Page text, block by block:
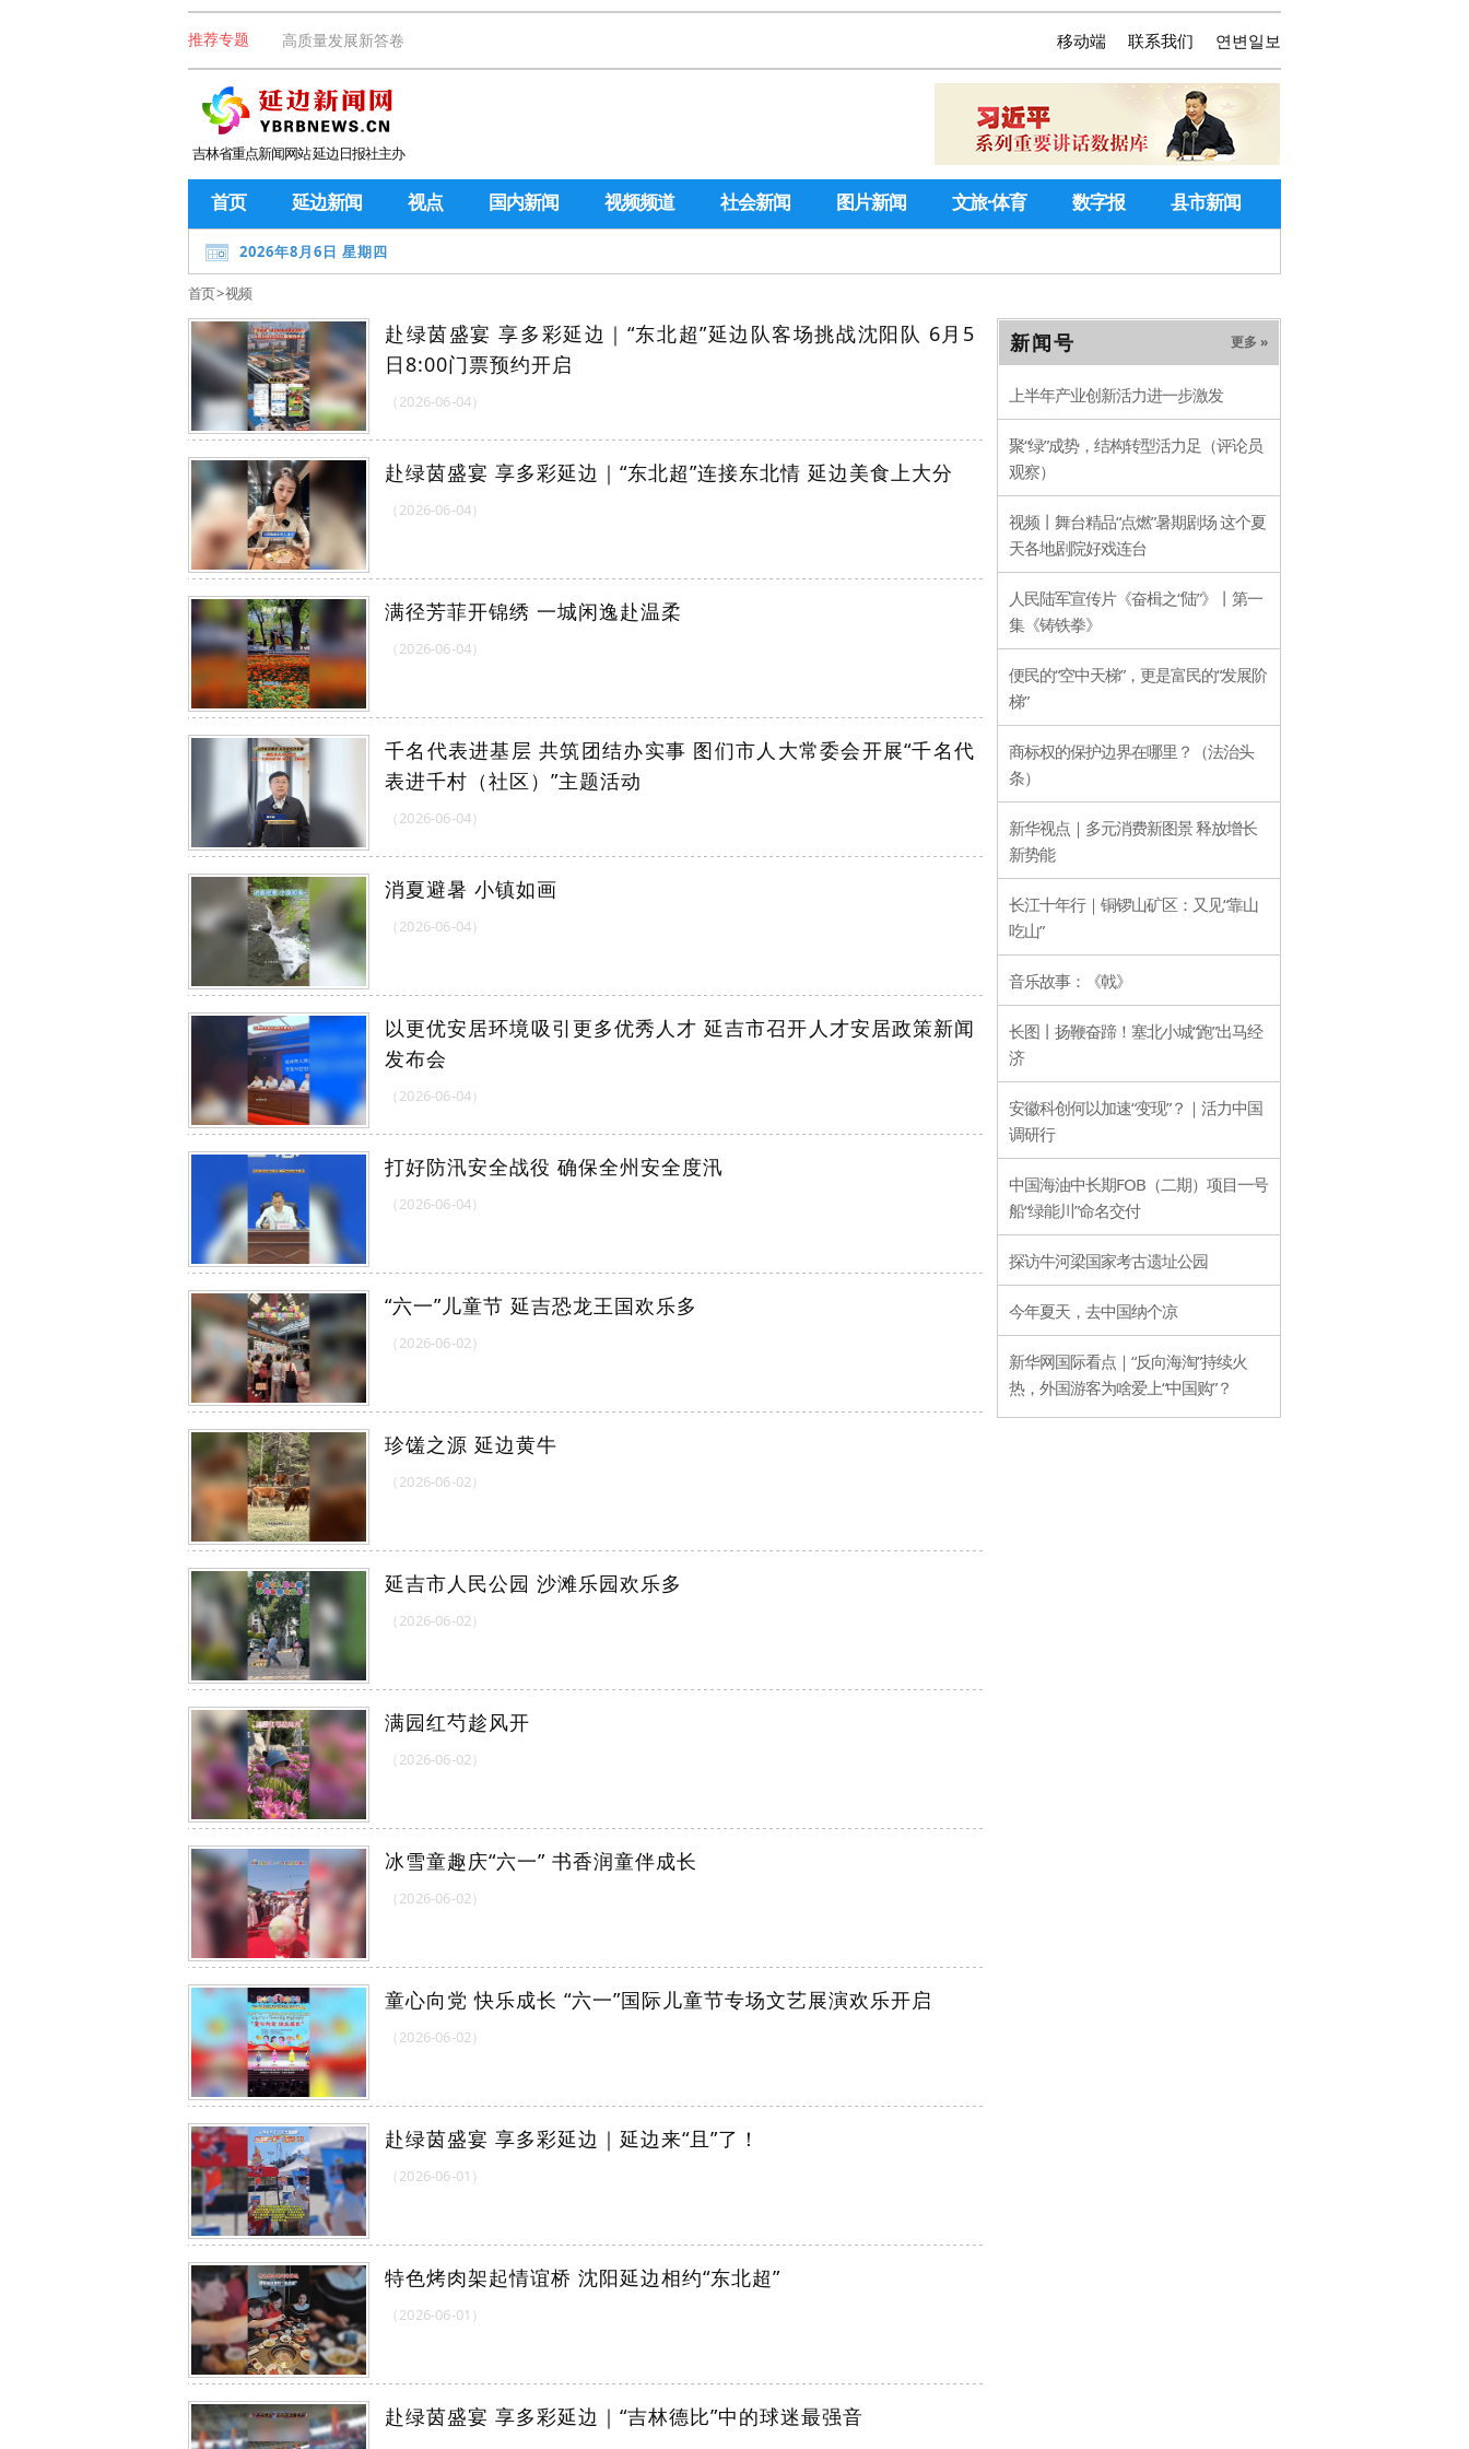
推荐专题 高质量发展新答卷 연변일보
联系我们
移动端
吉林省重点新闻网站 延边日报社主办
首页 延边新闻 视点 国内新闻 视频频道 社会新闻 图片新闻 文旅·体育 数字报 县市新闻
2026年8月6日 星期四
首页>视频
赴绿茵盛宴 享多彩延边｜“东北超”延边队客场挑战沈阳队 6月5
日8:00门票预约开启
（2026-06-04）
赴绿茵盛宴 享多彩延边｜“东北超”连接东北情 延边美食上大分
（2026-06-04）
满径芳菲开锦绣 一城闲逸赴温柔
（2026-06-04）
千名代表进基层 共筑团结办实事 图们市人大常委会开展“千名代
表进千村（社区）”主题活动
（2026-06-04）
消夏避暑 小镇如画
（2026-06-04）
以更优安居环境吸引更多优秀人才 延吉市召开人才安居政策新闻
发布会
（2026-06-04）
打好防汛安全战役 确保全州安全度汛
（2026-06-04）
“六一”儿童节 延吉恐龙王国欢乐多
（2026-06-02）
珍馐之源 延边黄牛
（2026-06-02）
延吉市人民公园 沙滩乐园欢乐多
（2026-06-02）
满园红芍趁风开
（2026-06-02）
冰雪童趣庆“六一” 书香润童伴成长
（2026-06-02）
童心向党 快乐成长 “六一”国际儿童节专场文艺展演欢乐开启
（2026-06-02）
赴绿茵盛宴 享多彩延边｜延边来“且”了！
（2026-06-01）
特色烤肉架起情谊桥 沈阳延边相约“东北超”
（2026-06-01）
赴绿茵盛宴 享多彩延边｜“吉林德比”中的球迷最强音
新闻号 更多 »
上半年产业创新活力进一步激发
聚“绿”成势，结构转型活力足（评论员
观察）
视频丨舞台精品“点燃”暑期剧场 这个夏
天各地剧院好戏连台
人民陆军宣传片《奋楫之“陆”》丨第一
集《铸铁拳》
便民的“空中天梯”，更是富民的“发展阶
梯”
商标权的保护边界在哪里？（法治头
条）
新华视点｜多元消费新图景 释放增长
新势能
长江十年行｜铜锣山矿区：又见“靠山
吃山”
音乐故事：《戟》
长图丨扬鞭奋蹄！塞北小城“跑”出马经
济
安徽科创何以加速“变现”？｜活力中国
调研行
中国海油中长期FOB（二期）项目一号
船“绿能川”命名交付
探访牛河梁国家考古遗址公园
今年夏天，去中国纳个凉
新华网国际看点｜“反向海淘”持续火
热，外国游客为啥爱上“中国购”？